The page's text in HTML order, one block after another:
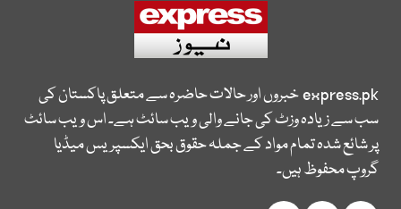
express.pkخبروں اور حالات حاضرہ سے متعلق پاکستان کی
سب سے زیادہ وزٹ کی جانے والی ویب سائٹ ہے۔ اس ویب سائٹ
پر شائع شدہ تمام مواد کے جملہ حقوق بحق ایکسپریس میڈیا
گروپ محفوظ ہیں۔